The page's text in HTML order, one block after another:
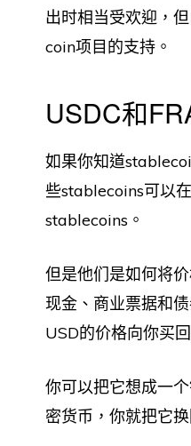
出时相当受欢迎，
coin项目的支持。
USDC和
如果你知道
些stablecoins可以
stablecoins。
但是他们是如何将
现金、商业票据和
USD的价格向你买
你可以把它想成一
密货币，你就把它换